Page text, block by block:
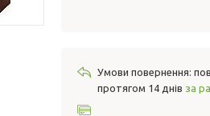
протягом 14 днів за